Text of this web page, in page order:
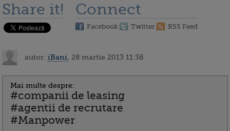
Share it! Connect
Facebook Twitter RSS Feed
autor: iBani , 28 martie 2013 11:38
Mai multe despre:
#companii de leasing
#agentii de recrutare
#Manpower